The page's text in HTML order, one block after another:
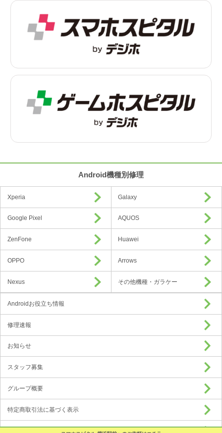
Android機種別修理
Xperia Galaxy
Google Pixel AQUOS
ZenFone Huawei
OPPO Arrows
Nexus その他機種・ガラケー
Androidお役立ち情報
修理速報
お知らせ
スタッフ募集
グループ概要
特定商取引法に基づく表示
プライバシーポリシー